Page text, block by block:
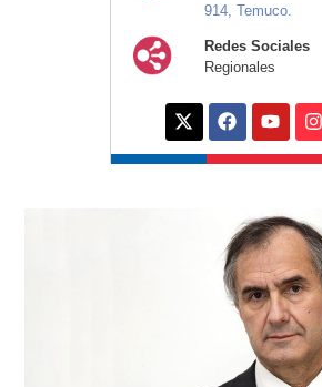
914, Temuco.
Redes Sociales
Regionales